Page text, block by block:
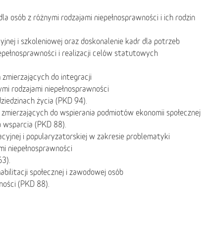
osób z różnymi rodzajami niepełnosprawności i ich rodzin
i szkoleniowej oraz doskonalenie kadr dla potrzeb
i realizacji celów statutowych
zmierzających do integracji
rodzajami niepełnosprawności
życia (PKD 94).
do wspierania podmiotów ekonomii społecznej
wsparcia (PKD 88).
i popularyzatorskiej w zakresie problematyki
niepełnosprawności
społecznej i zawodowej osób
(PKD 88).